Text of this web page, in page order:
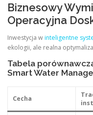
Biznesowy
Operacyjna
Inwestycja winteligentne
ekologii, ale realna
Tabela
Smart Water
Cecha